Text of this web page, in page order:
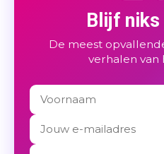
Blijf
De meest
verhalen van